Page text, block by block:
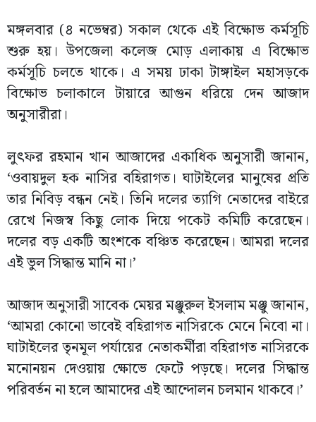
মঙ্গলবার (৪ নভেম্বর) সকাল থেকে এই বিক্ষোভ কর্মসূচি
শুরু হয়। উপজেলা কলেজ মোড় এলাকায় এ বিক্ষোভ
কর্মসূচি চলতে থাকে। এ সময় ঢাকা টাঙ্গাইল মহাসড়কে
বিক্ষোভ চলাকালে টায়ারে আগুন ধরিয়ে দেন আজাদ
অনুসারীরা।
লুৎফর রহমান খান আজাদের একাধিক অনুসারী জানান,
‘ওবায়দুল হক নাসির বহিরাগত। ঘাটাইলের মানুষের প্রতি
তার নিবিড় বন্ধন নেই। তিনি দলের ত্যাগি নেতাদের বাইরে
রেখে নিজস্ব কিছু লোক দিয়ে পকেট কমিটি করেছেন।
দলের বড় একটি অংশকে বঞ্চিত করেছেন। আমরা দলের
এই ভুল সিদ্ধান্ত মানি না।’
আজাদ অনুসারী সাবেক মেয়র মঞ্জুরুল ইসলাম মঞ্জু জানান,
‘আমরা কোনো ভাবেই বহিরাগত নাসিরকে মেনে নিবো না।
ঘাটাইলের তৃনমূল পর্যায়ের নেতাকর্মীরা বহিরাগত নাসিরকে
মনোনয়ন দেওয়ায় ক্ষোভে ফেটে পড়ছে। দলের সিদ্ধান্ত
পরিবর্তন না হলে আমাদের এই আন্দোলন চলমান থাকবে।’